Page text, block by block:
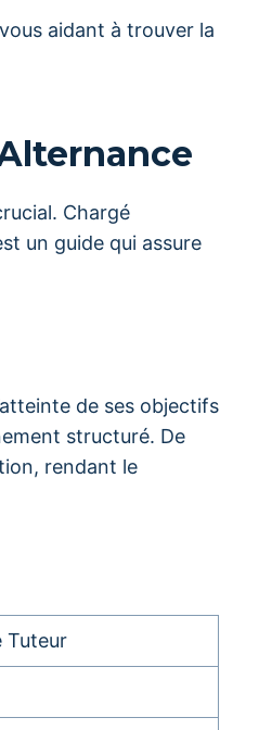
aidant à trouver la
Chargé
un guide qui assure
de ses objectifs
structuré. De
rendant le
Tuteur